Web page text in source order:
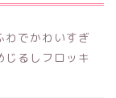
わでかわいすぎ
じるしフロッキ